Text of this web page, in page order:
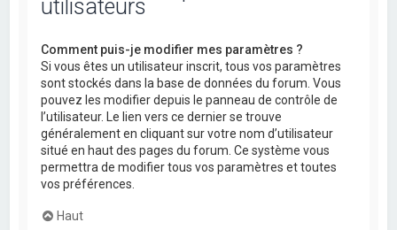
utilisateurs
Comment puis-je modifier mes paramètres ?
Si vous êtes un utilisateur inscrit, tous vos paramètres
sont stockés dans la base de données du forum. Vous
pouvez les modifier depuis le panneau de contrôle de
l’utilisateur. Le lien vers ce dernier se trouve
généralement en cliquant sur votre nom d’utilisateur
situé en haut des pages du forum. Ce système vous
permettra de modifier tous vos paramètres et toutes
vos préférences.
Haut